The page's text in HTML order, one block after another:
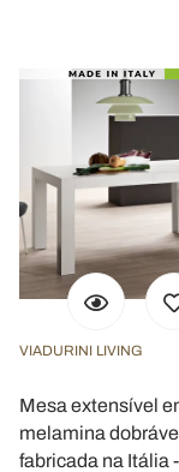
VIADURINI LIVING
Mesa extensível
melamina
fabricada na Itália